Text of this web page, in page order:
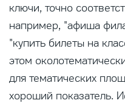
ключи, точно
например, "афиша
"купить билеты на
этом
для тематических
хороший показатель.